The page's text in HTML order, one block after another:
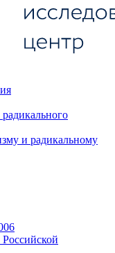
и радикальному